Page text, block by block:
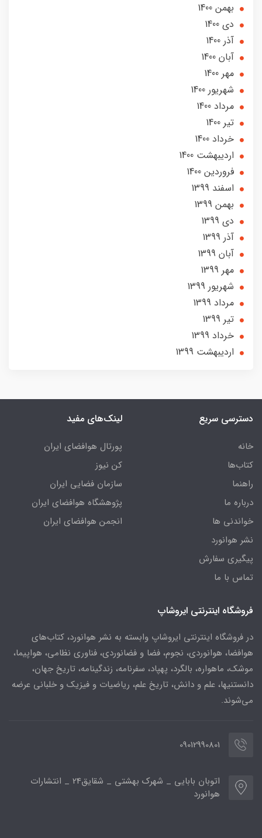
بهمن 1400
دی 1400
آذر 1400
آبان 1400
مهر 1400
شهریور 1400
مرداد 1400
تير 1400
خرداد 1400
ارديبهشت 1400
فروردین 1400
اسفند 1399
بهمن 1399
دی 1399
آذر 1399
آبان 1399
مهر 1399
شهریور 1399
مرداد 1399
تير 1399
خرداد 1399
ارديبهشت 1399
دسترسی سریع
خانه
کتاب‌ها
راهنما
درباره ما
خواندنی ها
نشر هوانورد
پیگیری سفارش
تماس با ما
لینک‌های مفید
پورتال هوافضای ایران
کن نیوز
سازمان فضایی ایران
پژوهشگاه هوافضای ایران
انجمن هوافضای ایران
فروشگاه اینترنتی ایروشاپ
در فروشگاه اینترنتی ایروشاپ وابسته به نشر هوانورد، کتاب‌های
هوافضا، هوانوردی، نجوم، فضا و فضانوردی، فناوری نظامی، هواپیما،
موشک، ماهواره، بالگرد، پهپاد، سفرنامه، زندگینامه، تاریخ جهان،
دانستنیها، علم و دانش، تاریخ علم، ریاضیات و فیزیک و خلبانی عرضه
می‌شوند.
09012990801
اتوبان بابایی _ شهرک بهشتی _ شقایق24 _ انتشارات
هوانورد